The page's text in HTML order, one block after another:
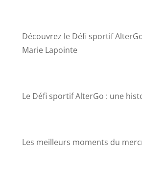
Découvrez le Défi sportif
Marie Lapointe
Le Défi sportif AlterGo : une
Les meilleurs moments du